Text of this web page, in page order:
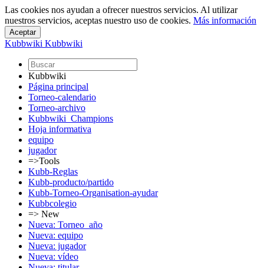
Las cookies nos ayudan a ofrecer nuestros servicios. Al utilizar
nuestros servicios, aceptas nuestro uso de cookies. Más información
Kubbwiki Kubbwiki
Kubbwiki
Página principal
Torneo-calendario
Torneo-archivo
Kubbwiki_Champions
Hoja informativa
equipo
jugador
=>Tools
Kubb-Reglas
Kubb-producto/partido
Kubb-Torneo-Organisation-ayudar
Kubbcolegio
=> New
Nueva: Torneo_año
Nueva: equipo
Nueva: jugador
Nueva: vídeo